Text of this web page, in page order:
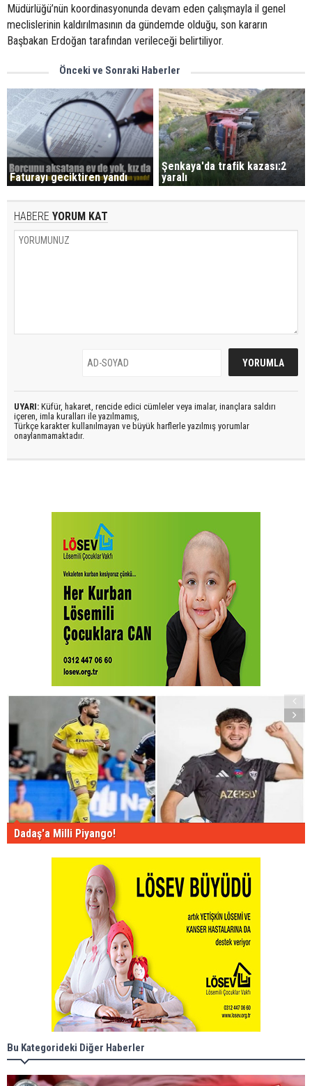
Müdürlüğü’nün koordinasyonunda devam eden çalışmayla il genel
meclislerinin kaldırılmasının da gündemde olduğu, son kararın
Başbakan Erdoğan tarafından verileceği belirtiliyor.
Önceki ve Sonraki Haberler
Faturayı geciktiren yandı
Şenkaya'da trafik kazası:2
yaralı
HABERE YORUM KAT
UYARI: Küfür, hakaret, rencide edici cümleler veya imalar, inançlara saldırı
içeren, imla kuralları ile yazılmamış,
Türkçe karakter kullanılmayan ve büyük harflerle yazılmış yorumlar
onaylanmamaktadır.
Dadaş'a Milli Piyango!
Bu Kategorideki Diğer Haberler